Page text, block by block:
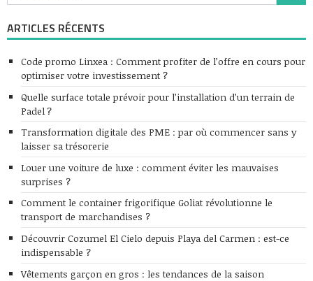
ARTICLES RÉCENTS
Code promo Linxea : Comment profiter de l’offre en cours pour
optimiser votre investissement ?
Quelle surface totale prévoir pour l’installation d’un terrain de
Padel ?
Transformation digitale des PME : par où commencer sans y
laisser sa trésorerie
Louer une voiture de luxe : comment éviter les mauvaises
surprises ?
Comment le container frigorifique Goliat révolutionne le
transport de marchandises ?
Découvrir Cozumel El Cielo depuis Playa del Carmen : est-ce
indispensable ?
Vêtements garçon en gros : les tendances de la saison